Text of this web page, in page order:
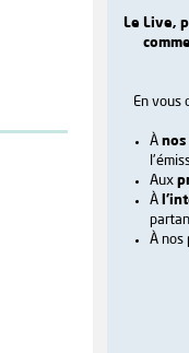
Le Live,
En vous
À
Aux
À
À nos